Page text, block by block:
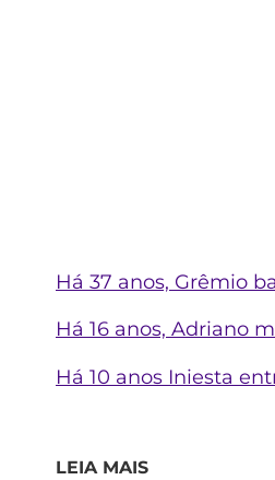
Há 37 anos, Grêmio
Há 16 anos, Adriano
Há 10 anos Iniesta
LEIA MAIS